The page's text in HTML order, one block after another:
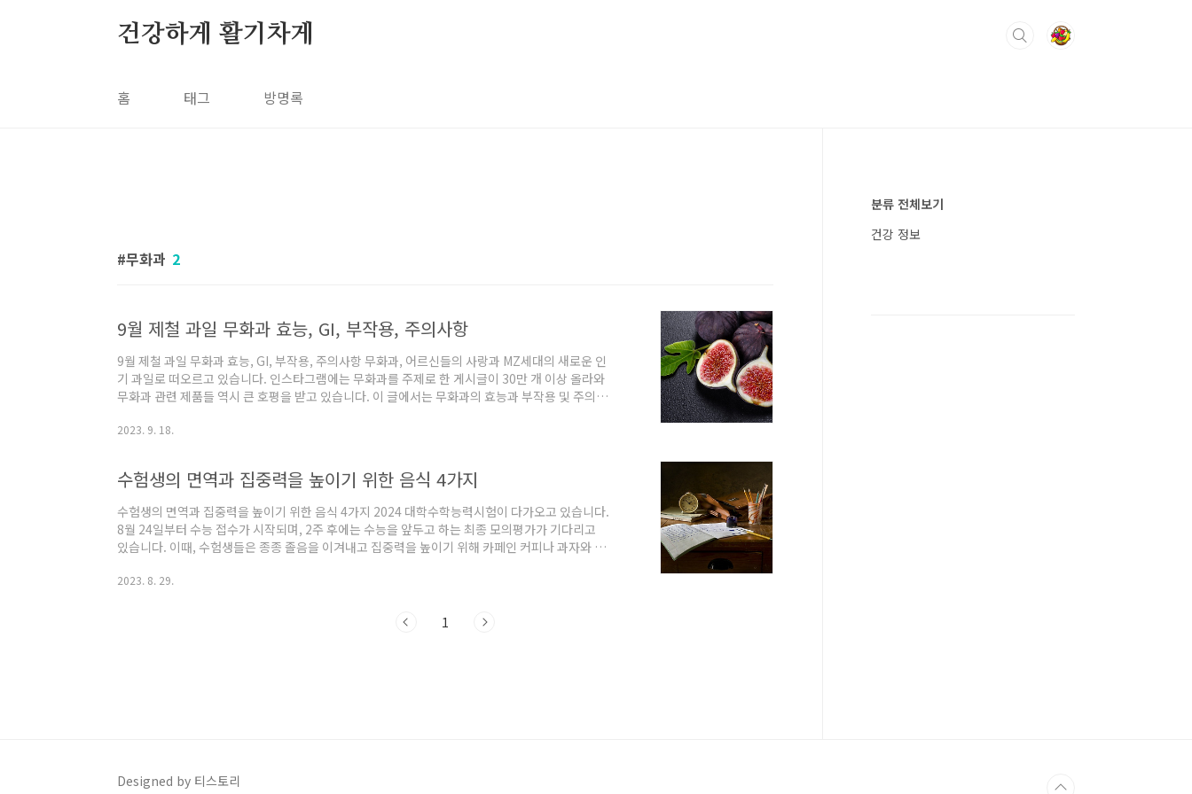
건강하게 활기차게
홈 태그 방명록
무화과 2
9월 제철 과일 무화과 효능, GI, 부작용, 주의사항
9월 제철 과일 무화과 효능, GI, 부작용, 주의사항 무화과, 어르신들의 사랑과 MZ세대의 새로운 인
기 과일로 떠오르고 있습니다. 인스타그램에는 무화과를 주제로 한 게시글이 30만 개 이상 올라와
무화과 관련 제품들 역시 큰 호평을 받고 있습니다. 이 글에서는 무화과의 효능과 부작용 및 주의사
있습니다. 무화과는 85%가 수분으로 이루어져 있고, 상큼한 맛을 자랑합니다. 이 과일은 다양한
도움을 주며, 비타민K는 혈액 응고를 조절하는 데 도움을 줍니다. 비타민B6는 에너지 대사를 지원
하고 신경 시스템을 유지하는 데 중요합..
2023. 9. 18.
수험생의 면역과 집중력을 높이기 위한 음식 4가지
수험생의 면역과 집중력을 높이기 위한 음식 4가지 2024 대학수학능력시험이 다가오고 있습니다.
8월 24일부터 수능 접수가 시작되며, 2주 후에는 수능을 앞두고 하는 최종 모의평가가 기다리고
있습니다. 이때, 수험생들은 종종 졸음을 이겨내고 집중력을 높이기 위해 카페인 커피나 과자와 같
략이 필요합니다. 이제 맛 뿐만 아니라 건강까지 돌보아주는 영양가 있는 4가지 간식을 살펴보겠습
밤까지 무수한 글자를 읽어내려가며 쉽게 피로해집니다. 그러나 눈의 피로는 온 몸의 피로로 이어
2023. 8. 29.
1
분류 전체보기
건강 정보
Designed by 티스토리